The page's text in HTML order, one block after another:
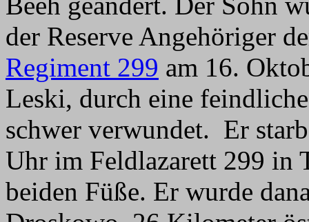
der Reserve Angehöriger
Regiment 299 am 16.
Leski, durch eine
schwer verwundet. Er
Uhr im Feldlazarett 299 in
beiden Füße. Er wurde